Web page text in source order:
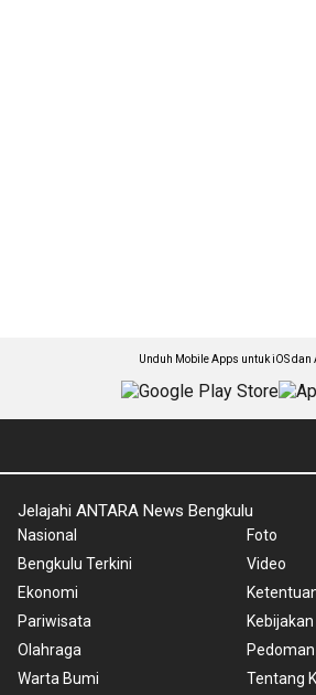
Unduh Mobile Apps untuk iOS dan
Jelajahi ANTARA News Bengkulu
Nasional
Bengkulu Terkini
Ekonomi
Pariwisata
Olahraga
Warta Bumi
Foto
Video
Tentang